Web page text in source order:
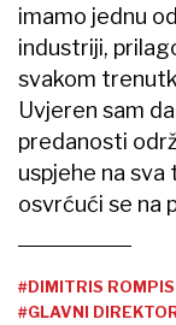
imamo jednu
industriji,
svakom
Uvjeren sam
predanosti
uspjehe na
osvrćući se na
#DIMITRIS ROMPIS
#GLAVNI